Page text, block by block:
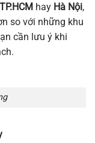
TP.HCM hay Hà Nội,
so với những khu
cần lưu ý khi